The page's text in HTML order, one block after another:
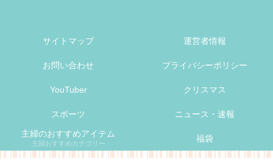
サイトマップ 運営者情報
お問い合わせ プライバシーポリシー
YouTuber クリスマス
スポーツ
ニュース・速報
主婦のおすすめアイテム
主婦おすすめカテゴリー 福袋